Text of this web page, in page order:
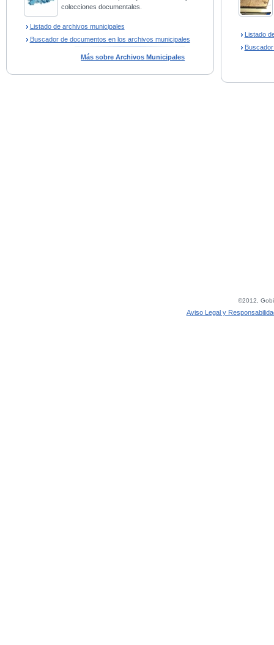
colecciones documentales.
Listado de archivos municipales
Buscador de documentos en los archivos municipales
Más sobre Archivos Municipales
Listado
©2012,
Aviso Legal y